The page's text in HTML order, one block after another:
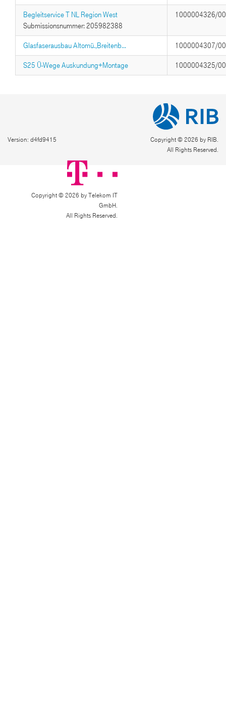
Begleitservice T NL Region West
Submissionsnummer: 205982388
1000004326/
Glasfaserausbau Altomü.,Breitenb... 1000004307/
S25 Ü-Wege Auskundung+Montage 1000004325/
Version: d4fd9415
Copyright © 2026 by RIB.
All Rights Reserved.
Copyright © 2026 by Telekom IT
GmbH.
All Rights Reserved.